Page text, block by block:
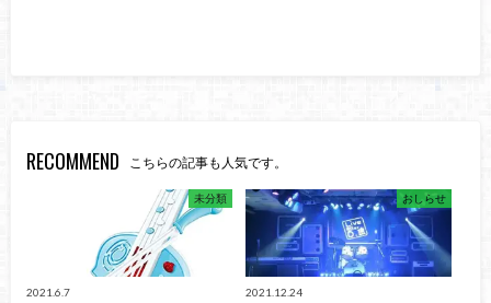
RECOMMEND こちらの記事も人気です。
未分類
2021.6.7
おしらせ
2021.12.24